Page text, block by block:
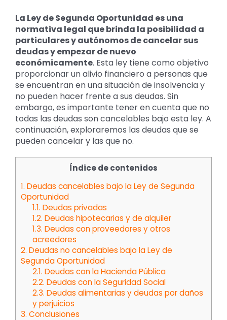
La Ley de Segunda Oportunidad es una
normativa legal que brinda la posibilidad a
particulares y autónomos de cancelar sus
deudas y empezar de nuevo
económicamente. Esta ley tiene como objetivo
proporcionar un alivio financiero a personas que
se encuentran en una situación de insolvencia y
no pueden hacer frente a sus deudas. Sin
embargo, es importante tener en cuenta que no
todas las deudas son cancelables bajo esta ley. A
continuación, exploraremos las deudas que se
pueden cancelar y las que no.
Índice de contenidos
1. Deudas cancelables bajo la Ley de Segunda
Oportunidad
1.1. Deudas privadas
1.2. Deudas hipotecarias y de alquiler
1.3. Deudas con proveedores y otros
acreedores
2. Deudas no cancelables bajo la Ley de
Segunda Oportunidad
2.1. Deudas con la Hacienda Pública
2.2. Deudas con la Seguridad Social
2.3. Deudas alimentarias y deudas por daños
y perjuicios
3. Conclusiones